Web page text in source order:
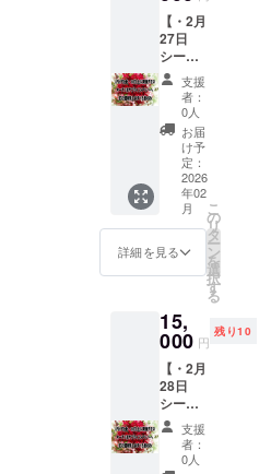
ジで
す。 ※
医薬品
や化粧
品類で
はあり
ません
ので、
肌に直
接つけ
ないよ
うにし
て下さ
使用に
あたっ
明書や
使用例
等も同
封致し
ます。 ​
─────
──​
─────
── ※こ
ちらを
入下さ
い ） ②
（ お好
のみの
香りや
用途を
記入下
さい ）
③（ お
好のみ
の香り
や用途
を記入
） ・無
し （ あ
いスプ
レーを3
種類お
届けし
ます） ​
─────
──​
─────
──
「無
し」の
選択を
お願い
致しま
す。 ※
画像は
イメー
ジで
す。
─────
─────
誕生日
◆ご希
し ・有
り ( ご
希望の
お色目
を記載
して下
さい )
─────
い。 ※
使用に
あたっ
ての説
明書も
同封致
しま
す。 ​
─────
─────
── ※こ
ちらを
編集し
て、備
さい。
■ご希望
の香り■
【アロ
マオイ
ル】 ・
有り
①（ お
好のみ
貴方様
のお誕
生日月
に、ギ
フトの
お届
け。 ①
ブリ
ザード
フラ
ワー(5
千円相
当) ②
メッ
セージ
※備考欄
誕生日
のご記
入をお
願い致
しま
す。 ※
お好き
なお色
味(花の
【・2月
27日
シーク
レット
イベン
トへの
ご招
待・】
2月27日
(金)12
時～17
時(昼食
付き)の
プレ
オーブ
ンシー
トイベ
ント
に、1日
ご招待
させて
頂きま
す。 (交
通費等
に関し
支援
者：
0人
お届
け予
定：
2026
年02
月
詳細を見る
こ
の
リ
タ
ー
ン
を
選
択
す
る
15,
000 円
残り10
【・2月
28日
シーク
レット
イベン
トへの
支援
者：
0人